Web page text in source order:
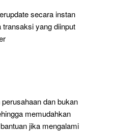
secara instan
transaksi yang diinput
dan bukan
memudahkan
jika mengalami